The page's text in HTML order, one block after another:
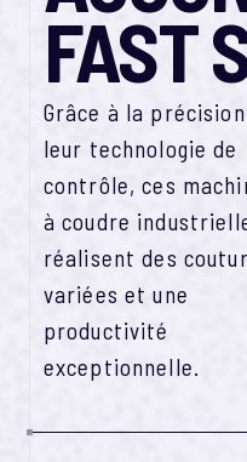
FAST
Grâce à la
leur technologie de
contrôle, ces
à coudre
réalisent des
variées et une
productivité
exceptionnelle.